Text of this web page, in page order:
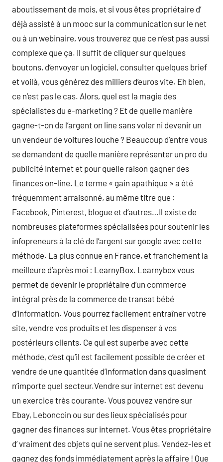
aboutissement de mois, et si vous êtes propriétaire d’
déjà assisté à un mooc sur la communication sur le net
ou à un webinaire, vous trouverez que ce n’est pas aussi
complexe que ça. Il suffit de cliquer sur quelques
boutons, d’envoyer un logiciel, consulter quelques brief
et voilà, vous générez des milliers d’euros vite. Eh bien,
ce n’est pas le cas. Alors, quel est la magie des
spécialistes du e-marketing ? Et de quelle manière
gagne-t-on de l’argent on line sans voler ni devenir un
un vendeur de voitures louche ? Beaucoup d’entre vous
se demandent de quelle manière représenter un pro du
publicité Internet et pour quelle raison gagner des
finances on-line. Le terme « gain apathique » a été
fréquemment arraisonné, au même titre que :
Facebook, Pinterest, blogue et d’autres…Il existe de
nombreuses plateformes spécialisées pour soutenir les
infopreneurs à la clé de l’argent sur google avec cette
méthode. La plus connue en France, et franchement la
meilleure d’après moi : LearnyBox. Learnybox vous
permet de devenir le propriétaire d’un commerce
intégral près de la commerce de transat bébé
d’information. Vous pourrez facilement entraîner votre
site, vendre vos produits et les dispenser à vos
postérieurs clients. Ce qui est superbe avec cette
méthode, c’est qu’il est facilement possible de créer et
vendre de une quantitée d’information dans quasiment
n’importe quel secteur.Vendre sur internet est devenu
un exercice très courante. Vous pouvez vendre sur
Ebay, Leboncoin ou sur des lieux spécialisés pour
gagner des finances sur internet. Vous êtes propriétaire
d’ vraiment des objets qui ne servent plus. Vendez-les et
gagnez des fonds immédiatement après la affaire ! Que